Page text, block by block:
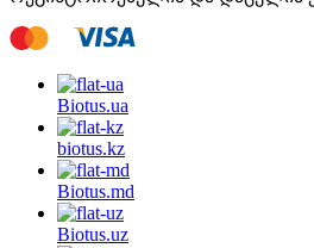
Biotus.ua
biotus.kz
Biotus.md
Biotus.uz